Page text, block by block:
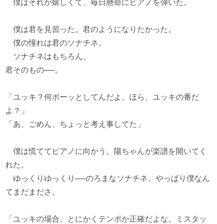
僕はそれが嬉しくて、毎日懸命にピアノを弾いた。
僕は君を見習った。君のようになりたかった。
僕の憧れは君のソナチネ。
ソナチネはもちろん、
君そのもの──。
「ユッキ？何ボーッとしてんだよ。ほら、ユッキの番だ
よ？」
「あ、ごめん、ちょっと考え事してた」
僕は慌ててピアノに向かう。陽ちゃんが楽譜を開いてく
れた。
ゆっくりゆっくり──のろまなソナチネ。やっぱり僕なん
てまだまださ。
「ユッキの場合、とにかくテンポか正確だよな。ミスタッ